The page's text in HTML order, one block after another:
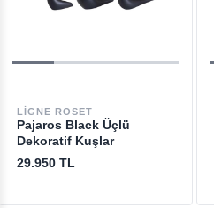
LIGNE ROSET
Pajaros Black Üçlü
Dekoratif Kuşlar
29.950 TL